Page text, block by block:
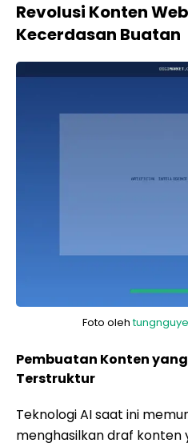
Revolusi Konten
Kecerdasan Buatan
Foto oleh
Pembuatan Konten
Terstruktur
Teknologi AI saat ini
menghasilkan draf konten